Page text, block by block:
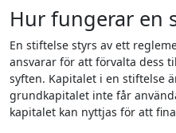
Hur fungerar en
En stiftelse styrs av ett
ansvarar för att förvalta dess
syften. Kapitalet i en stiftelse
grundkapitalet inte får
kapitalet kan nyttjas för att